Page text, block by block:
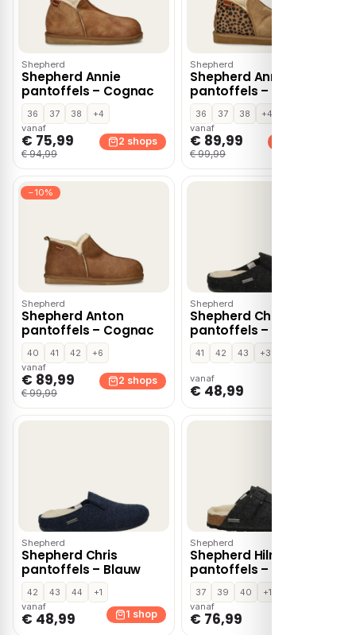
Shepherd
Shepherd Annie
pantoffels – Cognac
36 37 38
+4
vanaf
€ 75,99
€ 94,99
2 shops
Shepherd
Shepherd Annie
pantoffels – Bruin
36 37 38
+4
vanaf
€ 89,99
€ 99,99
−10%
Shepherd
Shepherd Anton
pantoffels – Cognac
40 41 42
+6
vanaf
€ 89,99
€ 99,99
2 shops
Shepherd
Shepherd Chris
pantoffels – Grijs
41 42 43 +3
vanaf
€ 48,99
Shepherd
Shepherd Chris
pantoffels – Blauw
42 43 44
+1
vanaf
€ 48,99 1 shop
Shepherd
Shepherd Hilma
pantoffels – Grijs
37 39 40
+1
vanaf
€ 76,99